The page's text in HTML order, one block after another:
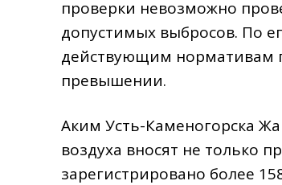
проверки невозможно
допустимых выбросов. По
действующим нормативам
превышении.
Аким Усть-Каменогорска
воздуха вносят не только
зарегистрировано более